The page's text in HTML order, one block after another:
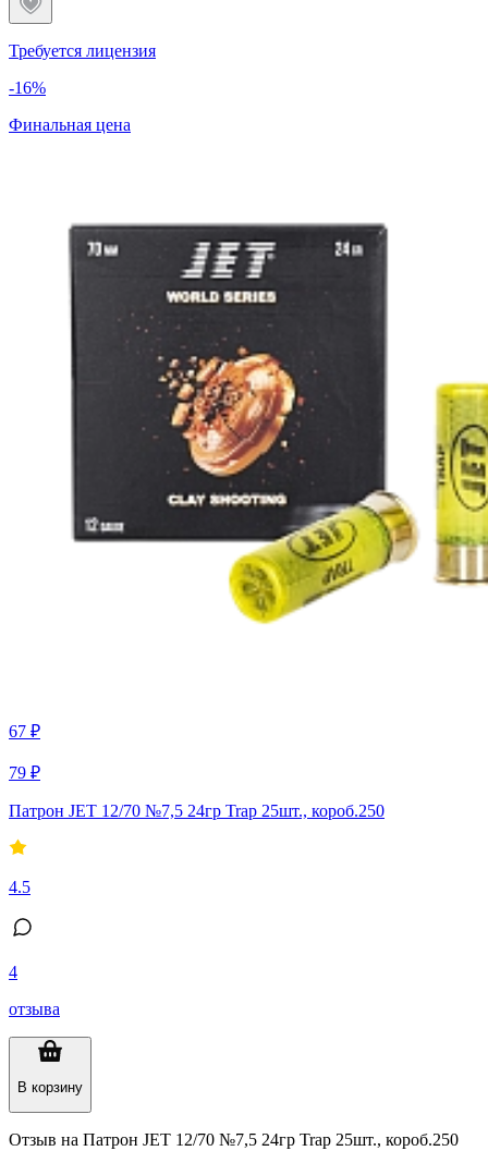
Требуется лицензия
-16%
Финальная цена
67 ₽
79 ₽
Патрон JET 12/70 №7,5 24гр Trap 25шт., короб.250
4.5
4
отзыва
В корзину
Отзыв на Патрон JET 12/70 №7,5 24гр Trap 25шт., короб.250